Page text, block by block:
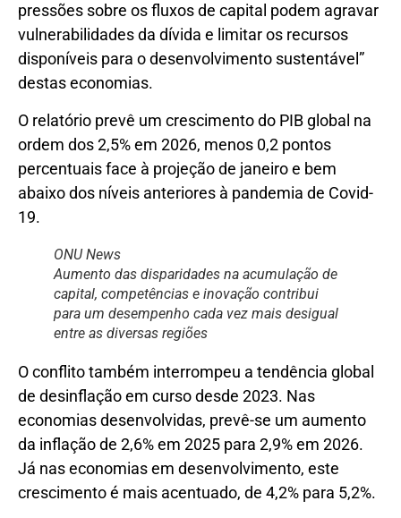
pressões sobre os fluxos de capital podem agravar
vulnerabilidades da dívida e limitar os recursos
disponíveis para o desenvolvimento sustentável”
destas economias.
O relatório prevê um crescimento do PIB global na
ordem dos 2,5% em 2026, menos 0,2 pontos
percentuais face à projeção de janeiro e bem
abaixo dos níveis anteriores à pandemia de Covid-
19.
ONU News
Aumento das disparidades na acumulação de
capital, competências e inovação contribui
para um desempenho cada vez mais desigual
entre as diversas regiões
O conflito também interrompeu a tendência global
de desinflação em curso desde 2023. Nas
economias desenvolvidas, prevê-se um aumento
da inflação de 2,6% em 2025 para 2,9% em 2026.
Já nas economias em desenvolvimento, este
crescimento é mais acentuado, de 4,2% para 5,2%.